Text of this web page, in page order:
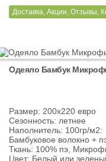
Доставка, Акции, Отзывы,
Одеяло Бамбук
Размер: 200х220 евро
Сезонность: летнее
Наполнитель: 100гр/м2:
Бамбуковое волокно +
Ткань: 100% пэ,
Цвет: Белый или